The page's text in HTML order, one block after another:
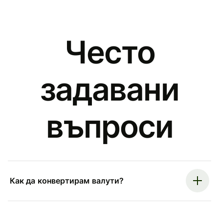
Често
задавани
въпроси
Как да конвертирам валути?